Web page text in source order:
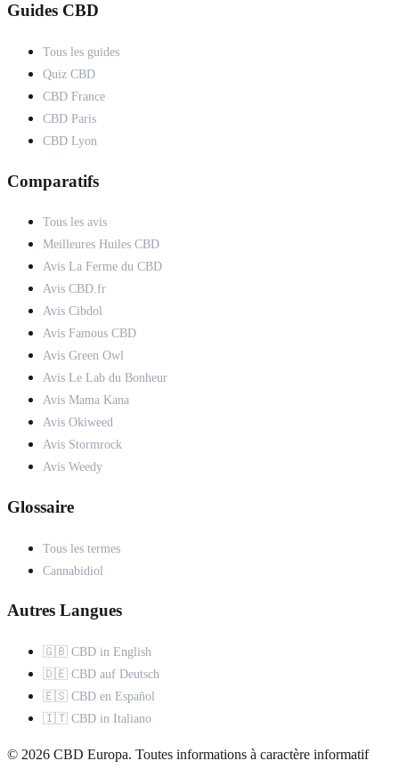
Guides CBD
Tous les guides
Quiz CBD
CBD France
CBD Paris
CBD Lyon
Comparatifs
Tous les avis
Meilleures Huiles CBD
Avis La Ferme du CBD
Avis CBD.fr
Avis Cibdol
Avis Famous CBD
Avis Green Owl
Avis Le Lab du Bonheur
Avis Mama Kana
Avis Okiweed
Avis Stormrock
Avis Weedy
Glossaire
Tous les termes
Cannabidiol
Autres Langues
🇬🇧 CBD in English
🇩🇪 CBD auf Deutsch
🇪🇸 CBD en Español
🇮🇹 CBD in Italiano
© 2026 CBD Europa. Toutes informations à caractère informatif